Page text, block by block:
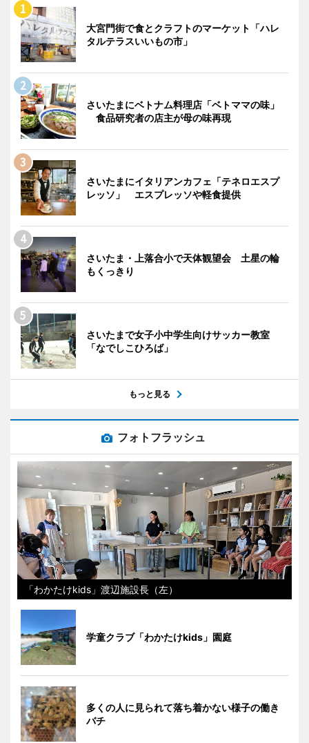
大宮門街で食とクラフトのマーケット「ハレ
タルテラスいいもの市」
さいたまにベトナム料理店「ベトママの味」
食品研究者の店主が母の味再現
さいたまにイタリアンカフェ「テネロエスプ
レッソ」 エスプレッソや軽食提供
さいたま・上落合小で天体観望会 土星の輪
もくっきり
さいたまで女子小中学生向けサッカー教室
「なでしこひろば」
もっと見る
フォトフラッシュ
「わかたけkids」渡辺施設長（左）
学童クラブ「わかたけkids」園庭
多くの人に見られて落ち着かない様子の働き
バチ